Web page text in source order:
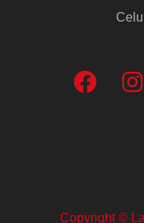
Copyright ©